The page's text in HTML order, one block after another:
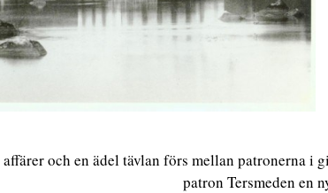
och en ädel tävlan förs mellan patronerna
patron Tersmeden en